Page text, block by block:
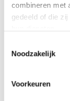
combineren met
gedeeld of die
Noodzakelijk
Voorkeuren
Jamie is het
jarenlange
een plek
ontdekken,
zoals